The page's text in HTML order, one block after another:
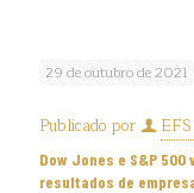
29 de outubro de 2021
Publicado por
Dow Jones e S&P
resultados de